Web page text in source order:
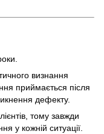
визнання
приймається після
дефекту.
тому завжди
у кожній ситуації.